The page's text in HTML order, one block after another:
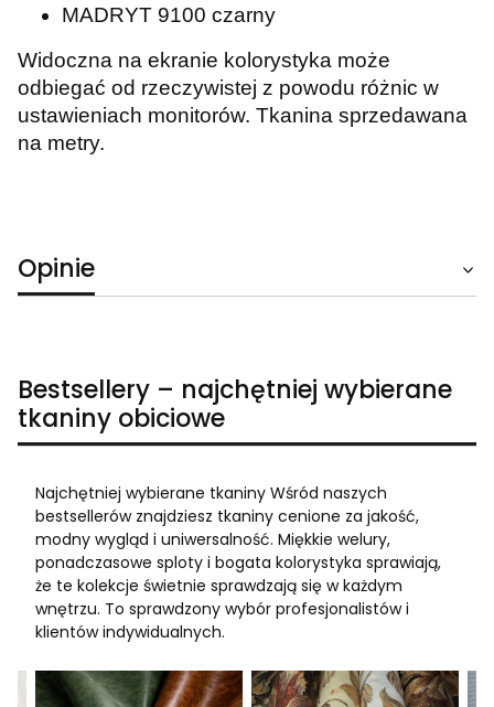
MADRYT 9100 czarny
Widoczna na ekranie kolorystyka może
odbiegać od rzeczywistej z powodu różnic w
ustawieniach monitorów. Tkanina sprzedawana
na metry.
Opinie
Bestsellery – najchętniej wybierane
tkaniny obiciowe
Najchętniej wybierane tkaniny Wśród naszych
bestsellerów znajdziesz tkaniny cenione za jakość,
modny wygląd i uniwersalność. Miękkie welury,
ponadczasowe sploty i bogata kolorystyka sprawiają,
że te kolekcje świetnie sprawdzają się w każdym
wnętrzu. To sprawdzony wybór profesjonalistów i
klientów indywidualnych.